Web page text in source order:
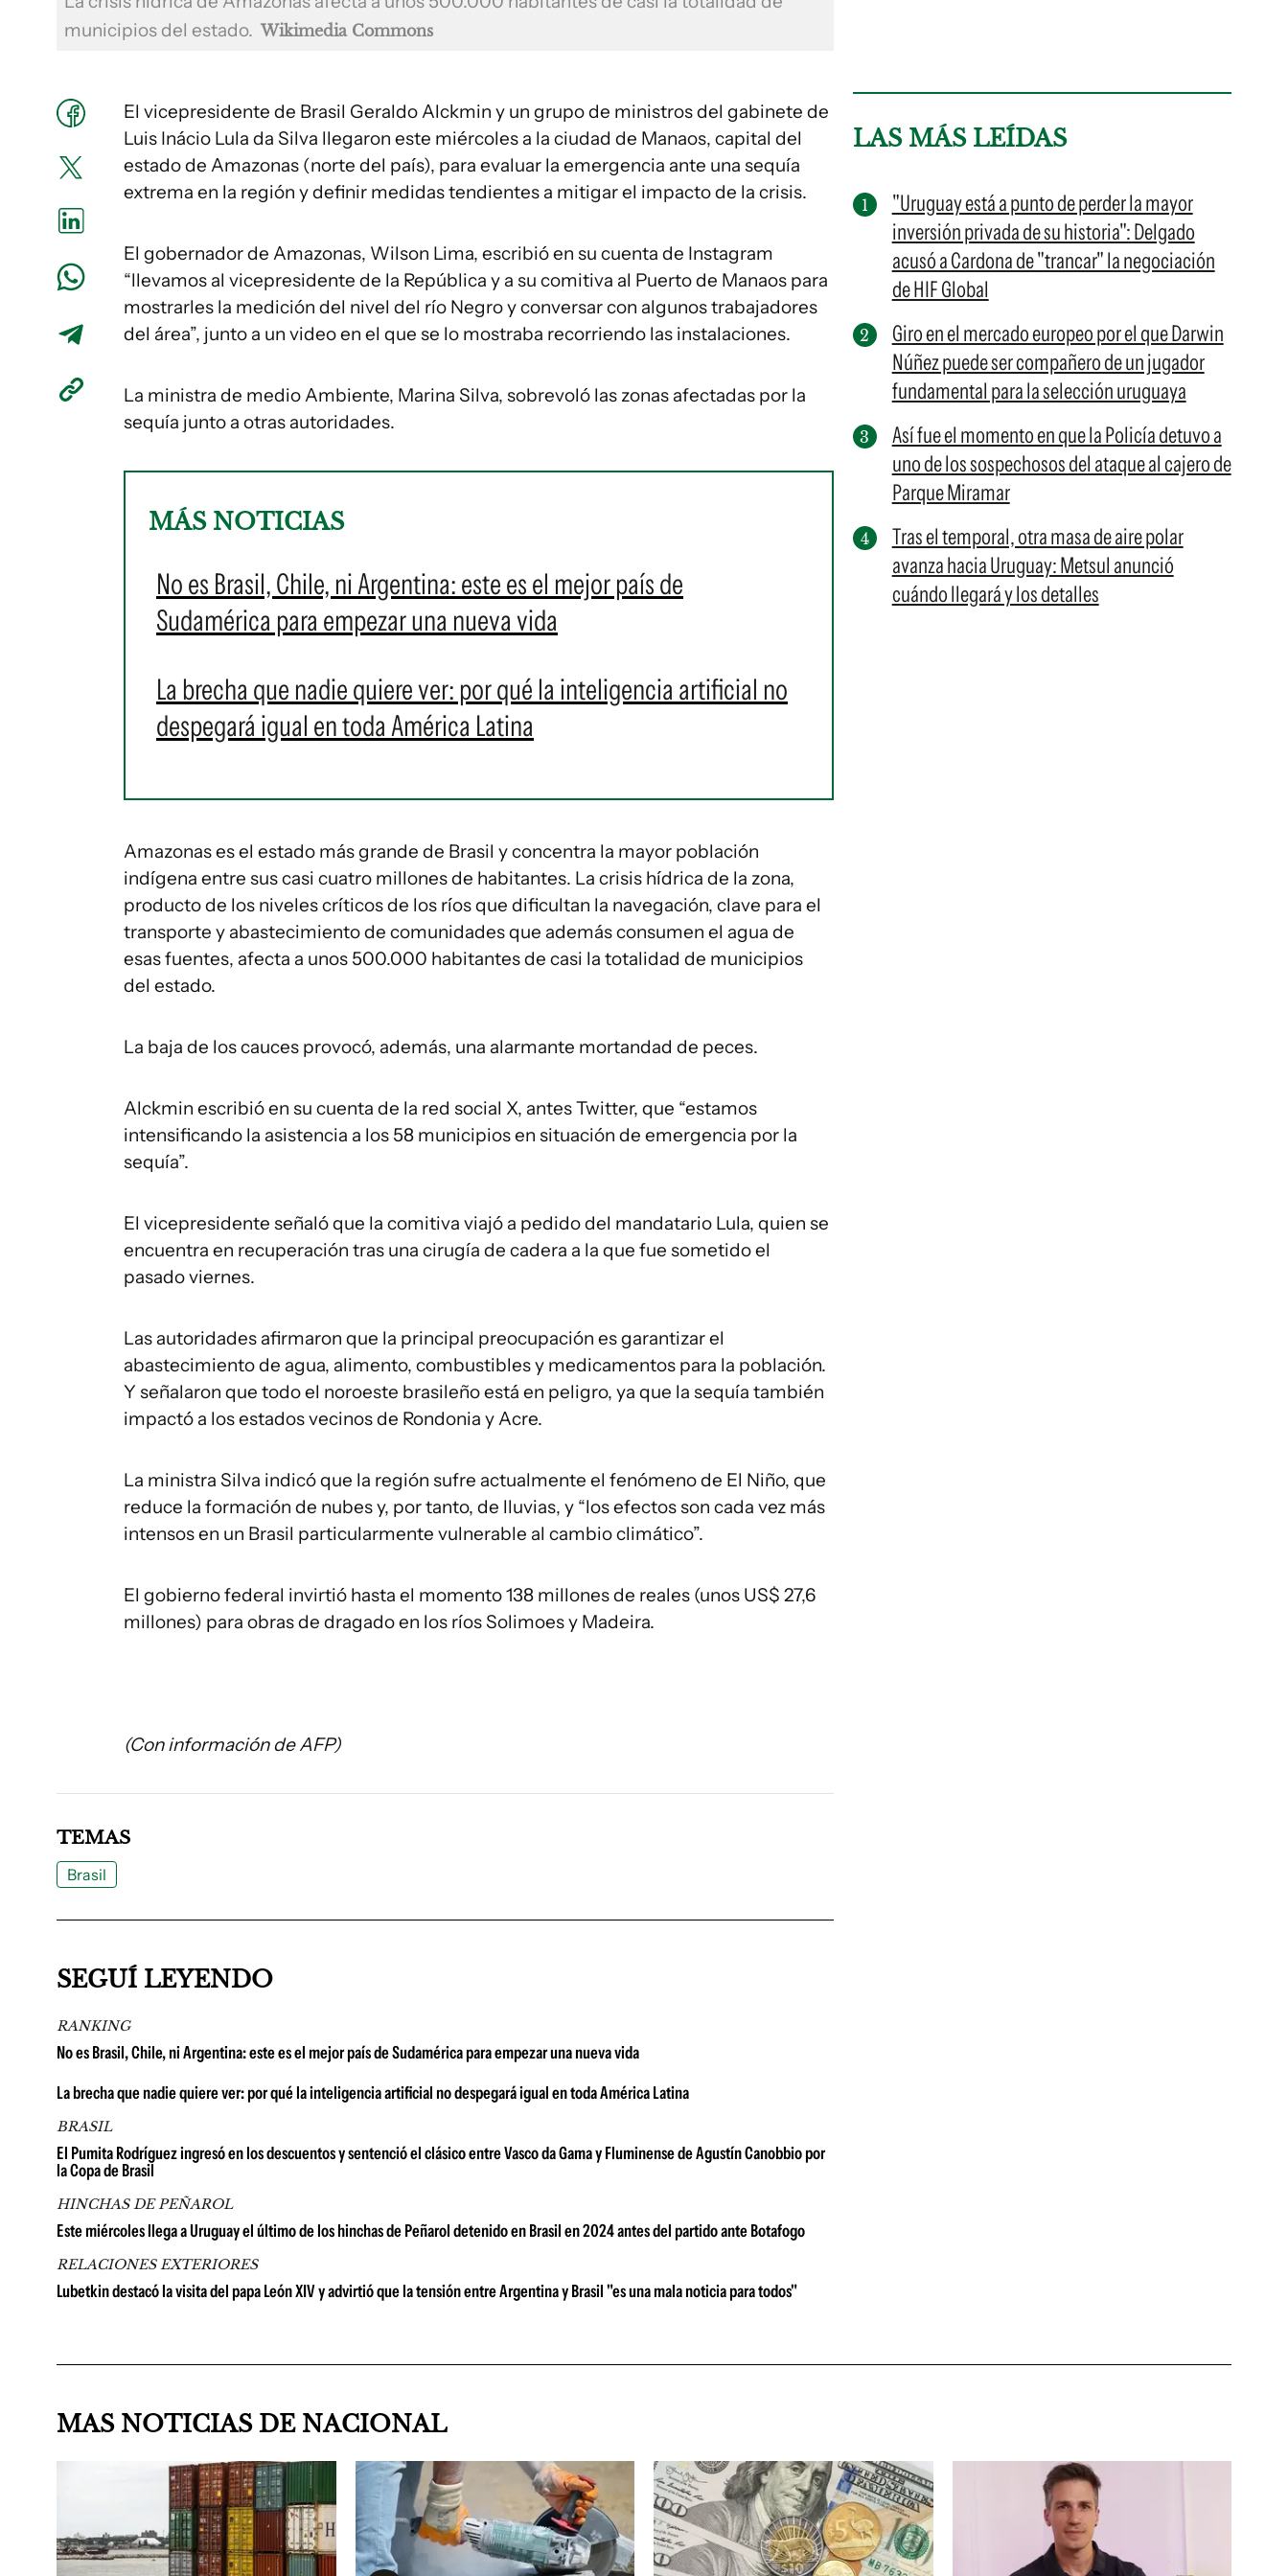
municipios del estado. Wikimedia Commons
El vicepresidente de Brasil Geraldo Alckmin y un grupo de ministros del gabinete de
Luis Inácio Lula da Silva llegaron este miércoles a la ciudad de Manaos, capital del
estado de Amazonas (norte del país), para evaluar la emergencia ante una sequía
extrema en la región y definir medidas tendientes a mitigar el impacto de la crisis.
El gobernador de Amazonas, Wilson Lima, escribió en su cuenta de Instagram
“llevamos al vicepresidente de la República y a su comitiva al Puerto de Manaos para
mostrarles la medición del nivel del río Negro y conversar con algunos trabajadores
del área”, junto a un video en el que se lo mostraba recorriendo las instalaciones.
La ministra de medio Ambiente, Marina Silva, sobrevoló las zonas afectadas por la
sequía junto a otras autoridades.
MÁS NOTICIAS
No es Brasil, Chile, ni Argentina: este es el mejor país de
Sudamérica para empezar una nueva vida
La brecha que nadie quiere ver: por qué la inteligencia artificial no
despegará igual en toda América Latina
Amazonas es el estado más grande de Brasil y concentra la mayor población
indígena entre sus casi cuatro millones de habitantes. La crisis hídrica de la zona,
producto de los niveles críticos de los ríos que dificultan la navegación, clave para el
transporte y abastecimiento de comunidades que además consumen el agua de
esas fuentes, afecta a unos 500.000 habitantes de casi la totalidad de municipios
del estado.
La baja de los cauces provocó, además, una alarmante mortandad de peces.
Alckmin escribió en su cuenta de la red social X, antes Twitter, que “estamos
intensificando la asistencia a los 58 municipios en situación de emergencia por la
sequía”.
El vicepresidente señaló que la comitiva viajó a pedido del mandatario Lula, quien se
encuentra en recuperación tras una cirugía de cadera a la que fue sometido el
pasado viernes.
Las autoridades afirmaron que la principal preocupación es garantizar el
abastecimiento de agua, alimento, combustibles y medicamentos para la población.
Y señalaron que todo el noroeste brasileño está en peligro, ya que la sequía también
impactó a los estados vecinos de Rondonia y Acre.
La ministra Silva indicó que la región sufre actualmente el fenómeno de El Niño, que
reduce la formación de nubes y, por tanto, de lluvias, y “los efectos son cada vez más
intensos en un Brasil particularmente vulnerable al cambio climático”.
El gobierno federal invirtió hasta el momento 138 millones de reales (unos US$ 27,6
millones) para obras de dragado en los ríos Solimoes y Madeira.
(Con información de AFP)
LAS MÁS LEÍDAS
"Uruguay está a punto de perder la mayor
inversión privada de su historia": Delgado
acusó a Cardona de "trancar" la negociación
de HIF Global
Giro en el mercado europeo por el que Darwin
Núñez puede ser compañero de un jugador
fundamental para la selección uruguaya
Así fue el momento en que la Policía detuvo a
uno de los sospechosos del ataque al cajero de
Parque Miramar
Tras el temporal, otra masa de aire polar
avanza hacia Uruguay: Metsul anunció
cuándo llegará y los detalles
TEMAS
Brasil
SEGUÍ LEYENDO
RANKING
No es Brasil, Chile, ni Argentina: este es el mejor país de Sudamérica para empezar una nueva vida
La brecha que nadie quiere ver: por qué la inteligencia artificial no despegará igual en toda América Latina
BRASIL
El Pumita Rodríguez ingresó en los descuentos y sentenció el clásico entre Vasco da Gama y Fluminense de Agustín Canobbio por
la Copa de Brasil
HINCHAS DE PEÑAROL
Este miércoles llega a Uruguay el último de los hinchas de Peñarol detenido en Brasil en 2024 antes del partido ante Botafogo
RELACIONES EXTERIORES
Lubetkin destacó la visita del papa León XIV y advirtió que la tensión entre Argentina y Brasil "es una mala noticia para todos"
MAS NOTICIAS DE NACIONAL